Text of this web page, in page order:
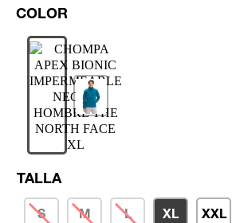
TALLA
S M L XL XXL